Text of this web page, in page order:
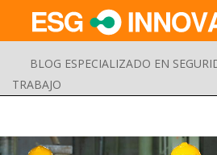
BLOG ESPECIALIZADO EN
TRABAJO